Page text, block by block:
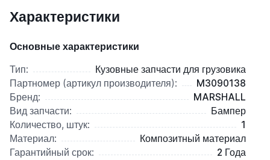
Характеристики
Основные характеристики
Тип:
Кузовные запчасти для грузовика
Партномер (артикул производителя):
M3090138
Бренд:
MARSHALL
Вид запчасти:
Бампер
Количество, штук:
1
Материал:
Композитный материал
Гарантийный срок:
2 Года